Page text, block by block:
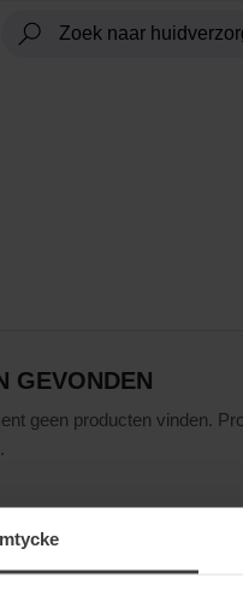
GEVONDEN
geen producten vinden.